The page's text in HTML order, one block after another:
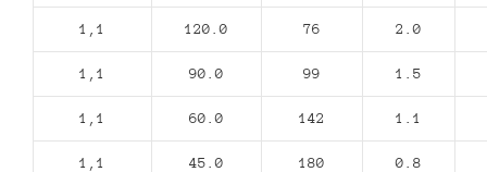
1,1 120.0 76 2.0
1,1 90.0 99 1.5
1,1 60.0 142 1.1
1,1 45.0 180 0.8